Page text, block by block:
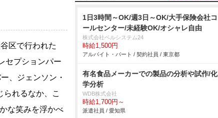
区で行われた
セプションパー
、ジェンソン・
れるなか、こ
な笑みを浮かべ
1日3時間～OK/週3日～OK/大手保険会社コ
ールセンター/未経験OK/オシャレ自由
株式会社ベルシステム24
時給1,500円
アルバイト・パート / 契約社員 / 東京都
有名食品メーカーでの製品の分析や試作/化
学分析
WDB株式会社
時給1,700円～
派遣社員 / 愛知県